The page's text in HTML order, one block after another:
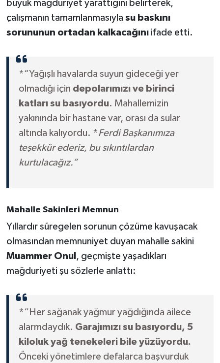
büyük mağduriyet yarattığını belirterek,
çalışmanın tamamlanmasıyla su baskını
sorununun ortadan kalkacağınıifade etti.
*“Yağışlı havalarda suyun gideceği yer
olmadığı için depolarımızı ve birinci
katları su basıyordu. Mahallemizin
yakınında bir hastane var, orası da sular
altında kalıyordu. * Ferdi Başkanımıza
teşekkür ederiz, bu sıkıntılardan
kurtulacağız.”
Mahalle Sakinleri Memnun
Yıllardır süregelen sorunun çözüme kavuşacak
olmasından memnuniyet duyan mahalle sakini
Muammer Onul , geçmişte yaşadıkları
mağduriyeti şu sözlerle anlattı:
*“Her sağanak yağmur yağdığında ailece
alarmdaydık. Garajımızı su basıyordu, 5
kiloluk yağ tenekeleri bile yüzüyordu.
Önceki yönetimlere defalarca başvurduk